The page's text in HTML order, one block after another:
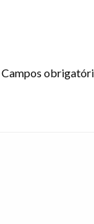
Campos